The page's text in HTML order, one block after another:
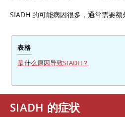
SIADH 的可能病因很多，通常需要额
表格
是什么原因导致SIADH？
SIADH 的症状